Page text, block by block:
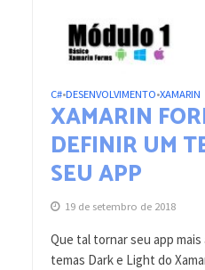
C#•DESENVOLVIMENTO•XAMARIN
XAMARIN
DEFINIR UM
SEU APP
19 de setembro de 2018
Que tal tornar seu app
temas Dark e Light do